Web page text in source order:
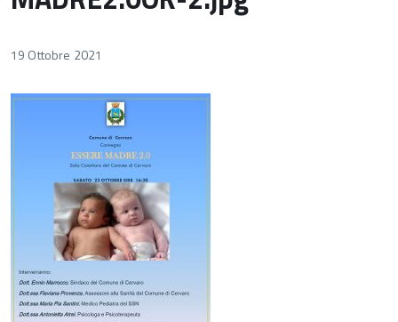
19 Ottobre 2021